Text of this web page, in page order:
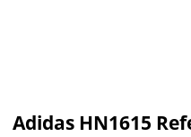
Adidas HN1615